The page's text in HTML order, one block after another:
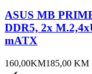
ASUS MB
DDR5, 2x
mATX
160,00KM185,00 KM